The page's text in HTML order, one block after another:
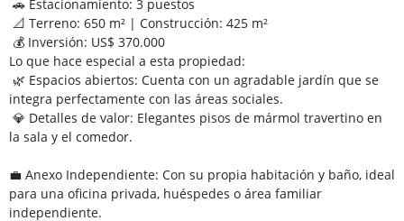
🚗 Estacionamiento: 3 puestos
📐 Terreno: 650 m² | Construcción: 425 m²
💰 Inversión: US$ 370.000
Lo que hace especial a esta propiedad:
🌿 Espacios abiertos: Cuenta con un agradable jardín que se
integra perfectamente con las áreas sociales.
💎 Detalles de valor: Elegantes pisos de mármol travertino en
la sala y el comedor.
💼 Anexo Independiente: Con su propia habitación y baño, ideal
para una oficina privada, huéspedes o área familiar
independiente.